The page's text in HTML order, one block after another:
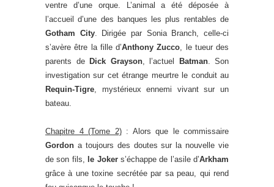
ventre d’une orque. L’animal a été déposée à
l’accueil d’une des banques les plus rentables de
Gotham City. Dirigée par Sonia Branch, celle-ci
s’avère être la fille d’Anthony Zucco, le tueur des
parents de Dick Grayson, l’actuel Batman. Son
investigation sur cet étrange meurtre le conduit au
Requin-Tigre, mystérieux ennemi vivant sur un
bateau.
Chapitre 4 (Tome 2): Alors que le commissaire
Gordon a toujours des doutes sur la nouvelle vie
de son fils, le Jokers’échappe de l’asile d’Arkham
grâce à une toxine secrétée par sa peau, qui rend